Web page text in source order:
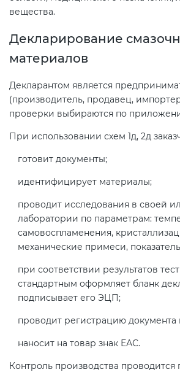
вещества.
Декларирование
материалов
Декларантом является
(производитель, продавец,
проверки выбираются по
При использовании схем 1д, 2д
готовит документы;
идентифицирует материалы;
проводит исследования в своей
лаборатории по параметрам:
самовоспламенения,
механические примеси,
при соответствии результатов
стандартным оформляет бланк
подписывает его ЭЦП;
проводит регистрацию
наносит на товар знак ЕАС.
Контроль производства проводится